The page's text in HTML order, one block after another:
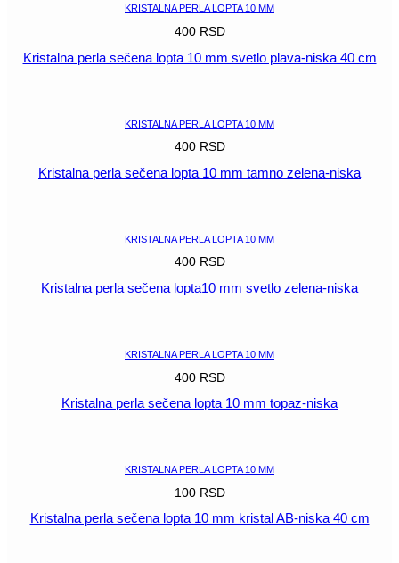
KRISTALNA PERLA LOPTA 10 MM
400 RSD
Kristalna perla sečena lopta 10 mm svetlo plava-niska 40 cm
KRISTALNA PERLA LOPTA 10 MM
400 RSD
Kristalna perla sečena lopta 10 mm tamno zelena-niska
KRISTALNA PERLA LOPTA 10 MM
400 RSD
Kristalna perla sečena lopta10 mm svetlo zelena-niska
KRISTALNA PERLA LOPTA 10 MM
400 RSD
Kristalna perla sečena lopta 10 mm topaz-niska
KRISTALNA PERLA LOPTA 10 MM
100 RSD
Kristalna perla sečena lopta 10 mm kristal AB-niska 40 cm